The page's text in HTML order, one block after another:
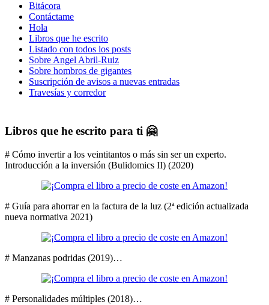
Bitácora
Contáctame
Hola
Libros que he escrito
Listado con todos los posts
Sobre Angel Abril-Ruiz
Sobre hombros de gigantes
Suscripción de avisos a nuevas entradas
Travesías y corredor
Libros que he escrito para ti 🤗
# Cómo invertir a los veintitantos o más sin ser un experto.
Introducción a la inversión (Bulidomics II) (2020)
# Guía para ahorrar en la factura de la luz (2ª edición actualizada
nueva normativa 2021)
# Manzanas podridas (2019)…
# Personalidades múltiples (2018)…